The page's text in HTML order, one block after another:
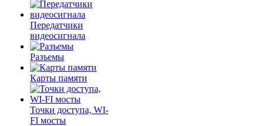
Передатчики
видеосигнала
Разъемы
Карты памяти
Точки доступа, WI-
FI мосты